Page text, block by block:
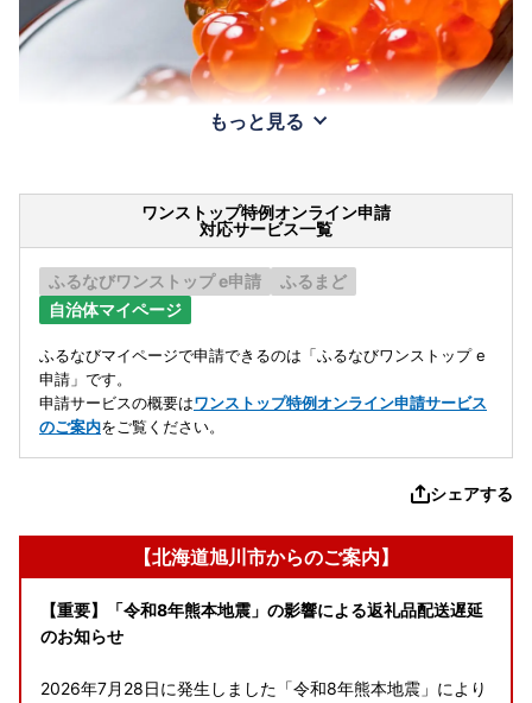
もっと見る
ワンストップ特例オンライン申請
対応サービス一覧
ふるなびワンストップ e申請
ふるまど
自治体マイページ
ふるなびマイページで申請できるのは「ふるなびワンストップ e
申請」です。
申請サービスの概要はワンストップ特例オンライン申請サービス
のご案内をご覧ください。
シェアする
【北海道旭川市からのご案内】
【重要】「令和8年熊本地震」の影響による返礼品配送遅延
のお知らせ
2026年7月28日に発生しました「令和8年熊本地震」により